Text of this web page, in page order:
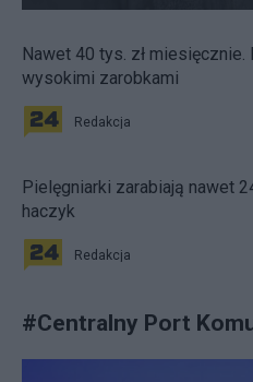
Nawet 40 tys. zł
wysokimi zarobkami
Redakcja
Pielęgniarki zarabiają nawet
haczyk
Redakcja
#Centralny Port